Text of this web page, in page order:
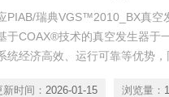
PIAB/瑞典VGS™2010_BX真
于COAX®技术的真空发生器于
统经济高效、运行可靠等优势
新时间： 2026-01-15 浏览量：